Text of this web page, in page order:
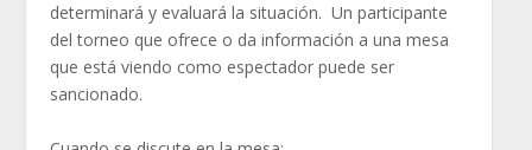
determinará y evaluará la situación. Un participante
del torneo que ofrece o da información a una mesa
que está viendo como espectador puede ser
sancionado.